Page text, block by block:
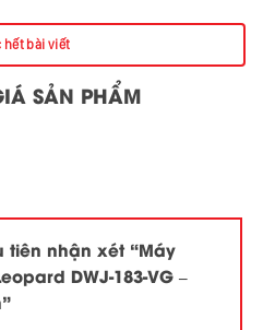
tuyệt đối
Lít/ lần rửa
tương đương 3 – 4 bữa ăn Việt
hết bài viết
SẢN PHẨM
tiên nhận xét “Máy
DWJ-183-VG –